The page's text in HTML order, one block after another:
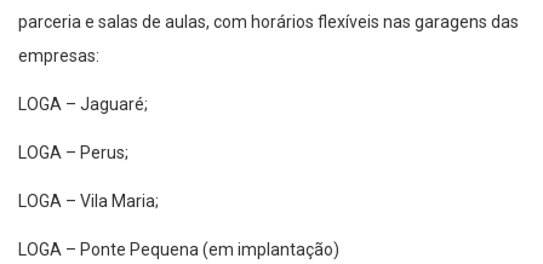
parceria e salas de aulas, com horários flexíveis nas garagens das
empresas:
LOGA – Jaguaré;
LOGA – Perus;
LOGA – Vila Maria;
LOGA – Ponte Pequena (em implantação)